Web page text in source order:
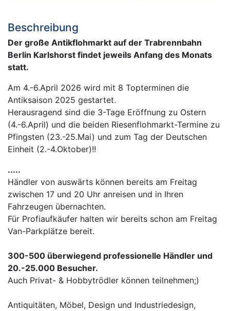
Beschreibung
Der große Antikflohmarkt auf der Trabrennbahn
Berlin Karlshorst findet jeweils Anfang des Monats
statt.
Am 4.-6.April 2026 wird mit 8 Topterminen die
Antiksaison 2025 gestartet.
Herausragend sind die 3-Tage Eröffnung zu Ostern
(4.-6.April) und die beiden Riesenflohmarkt-Termine zu
Pfingsten (23.-25.Mai) und zum Tag der Deutschen
Einheit (2.-4.Oktober)!!
.....
Händler von auswärts können bereits am Freitag
zwischen 17 und 20 Uhr anreisen und in Ihren
Fahrzeugen übernachten.
Für Profiaufkäufer halten wir bereits schon am Freitag
Van-Parkplätze bereit.
300-500 überwiegend professionelle Händler und
20.-25.000 Besucher.
Auch Privat- & Hobbytrödler können teilnehmen;)
Antiquitäten, Möbel, Design und Industriedesign,